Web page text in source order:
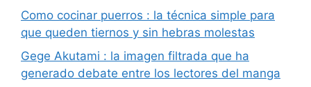
Como cocinar puerros : la técnica simple para
que queden tiernos y sin hebras molestas
Gege Akutami : la imagen filtrada que ha
generado debate entre los lectores del manga